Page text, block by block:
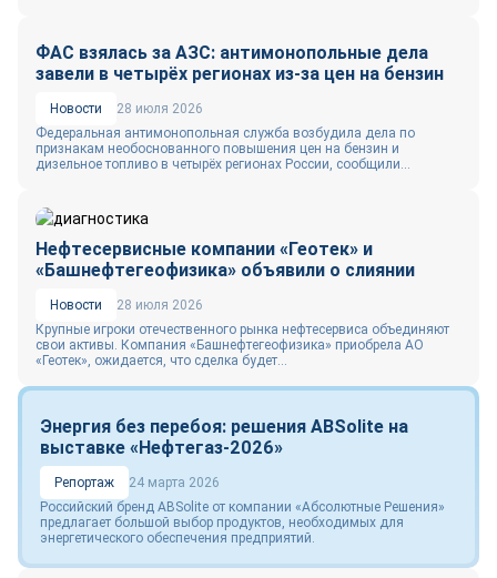
ФАС взялась за АЗС: антимонопольные дела
завели в четырёх регионах из-за цен на бензин
Новости
28 июля 2026
Федеральная антимонопольная служба возбудила дела по
признакам необоснованного повышения цен на бензин и
дизельное топливо в четырёх регионах России, сообщили...
Нефтесервисные компании «Геотек» и
«Башнефтегеофизика» объявили о слиянии
Новости
28 июля 2026
Крупные игроки отечественного рынка нефтесервиса объединяют
свои активы. Компания «Башнефтегеофизика» приобрела АО
«Геотек», ожидается, что сделка будет...
Энергия без перебоя: решения ABSolite на
выставке «Нефтегаз-2026»
Репортаж
24 марта 2026
Российский бренд ABSolite от компании «Абсолютные Решения»
предлагает большой выбор продуктов, необходимых для
энергетического обеспечения предприятий.